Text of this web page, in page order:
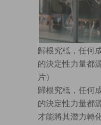
歸根究柢，任何
的決定性力量都
片）
歸根究柢，任何
的決定性力量都
才能將其潛力轉